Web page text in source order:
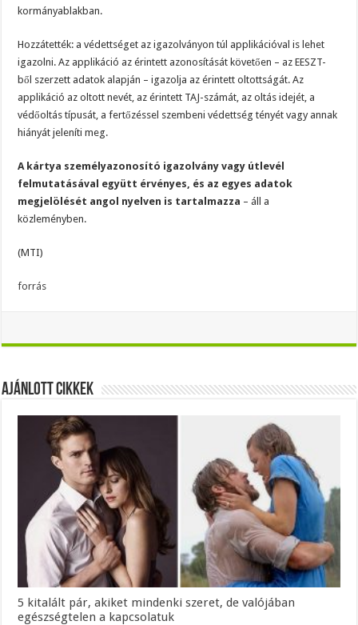
kormányablakban.
Hozzátették: a védettséget az igazolványon túl applikációval is lehet
igazolni. Az applikáció az érintett azonosítását követően – az EESZT-
ből szerzett adatok alapján – igazolja az érintett oltottságát. Az
applikáció az oltott nevét, az érintett TAJ-számát, az oltás idejét, a
védőoltás típusát, a fertőzéssel szembeni védettség tényét vagy annak
hiányát jeleníti meg.
A kártya személyazonosító igazolvány vagy útlevél
felmutatásával együtt érvényes, és az egyes adatok
megjelölését angol nyelven is tartalmazza – áll a
közleményben.
(MTI)
forrás
Ajánlott Cikkek
5 kitalált pár, akiket mindenki szeret, de valójában
egészségtelen a kapcsolatuk